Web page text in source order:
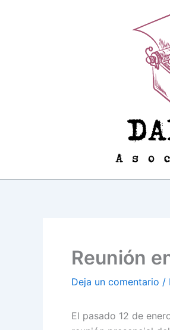
Reunión
Deja un comentario /
El pasado 12 de